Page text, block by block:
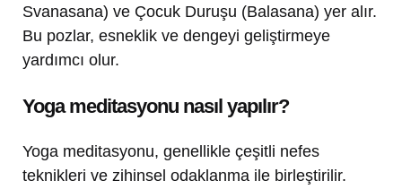
Svanasana) ve Çocuk Duruşu (Balasana) yer alır.
Bu pozlar, esneklik ve dengeyi geliştirmeye
yardımcı olur.
Yoga meditasyonu nasıl yapılır?
Yoga meditasyonu, genellikle çeşitli nefes
teknikleri ve zihinsel odaklanma ile birleştirilir.